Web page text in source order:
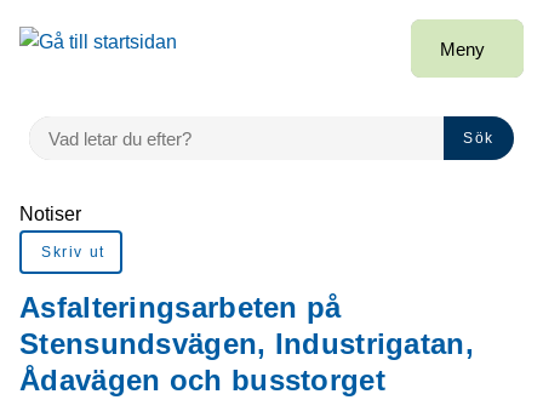
Gå till innehåll
Meny
VAD LETAR DU EFTER?
Sök
Du är här:
Notiser
Skriv ut
Asfalteringsarbeten på
Stensundsvägen, Industrigatan,
Ådavägen och busstorget